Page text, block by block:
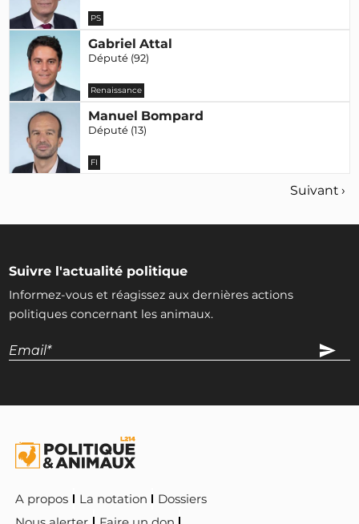
PS
Gabriel Attal
Député (92)
Renaissance
Manuel Bompard
Député (13)
FI
Suivant ›
Suivre l'actualité politique
Informez-vous et réagissez aux dernières actions
politiques concernant les animaux.
A propos La notation
Dossiers